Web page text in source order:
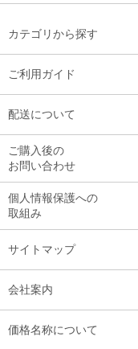
カテゴリから探す
ご利用ガイド
配送について
ご購入後の
お問い合わせ
個人情報保護への
取組み
サイトマップ
会社案内
価格名称について